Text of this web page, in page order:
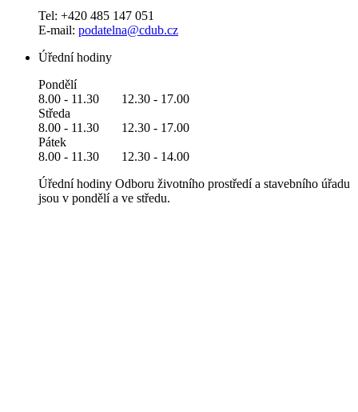
Tel: +420 485 147 051
E-mail: podatelna@cdub.cz
Úřední hodiny
Pondělí
8.00 - 11.30 12.30 - 17.00
Středa
8.00 - 11.30 12.30 - 17.00
Pátek
8.00 - 11.30 12.30 - 14.00
Úřední hodiny Odboru životního prostředí a stavebního úřadu
jsou v pondělí a ve středu.